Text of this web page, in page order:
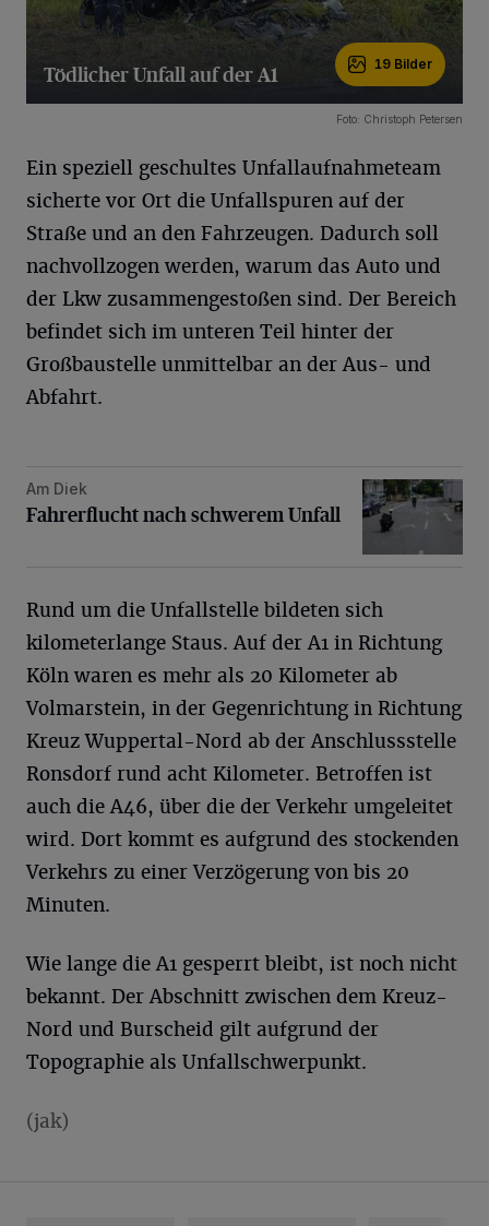
Tödlicher Unfall auf der A1 19 Bilder
Foto: Christoph Petersen
Ein speziell geschultes Unfallaufnahmeteam
sicherte vor Ort die Unfallspuren auf der
Straße und an den Fahrzeugen. Dadurch soll
nachvollzogen werden, warum das Auto und
der Lkw zusammengestoßen sind. Der Bereich
befindet sich im unteren Teil hinter der
Großbaustelle unmittelbar an der Aus- und
Abfahrt.
Fahrerflucht nach schwerem Unfall
Am Diek
Fahrerflucht nach schwerem Unfall
Rund um die Unfallstelle bildeten sich
kilometerlange Staus. Auf der A1 in Richtung
Köln waren es mehr als 20 Kilometer ab
Volmarstein, in der Gegenrichtung in Richtung
Kreuz Wuppertal-Nord ab der Anschlussstelle
Ronsdorf rund acht Kilometer. Betroffen ist
auch die A46, über die der Verkehr umgeleitet
wird. Dort kommt es aufgrund des stockenden
Verkehrs zu einer Verzögerung von bis 20
Minuten.
Wie lange die A1 gesperrt bleibt, ist noch nicht
bekannt. Der Abschnitt zwischen dem Kreuz-
Nord und Burscheid gilt aufgrund der
Topographie als Unfallschwerpunkt.
(jak)